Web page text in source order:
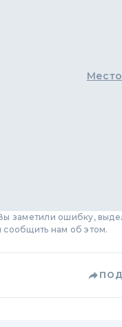
заметили ошибку,
сообщить нам об этом.